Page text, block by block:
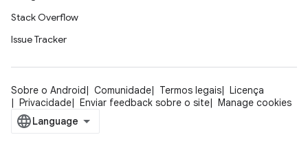
Stack Overflow
Issue Tracker
Sobre o Android Comunidade Termos legais
Licença
Privacidade
Enviar feedback sobre o site Manage cookies